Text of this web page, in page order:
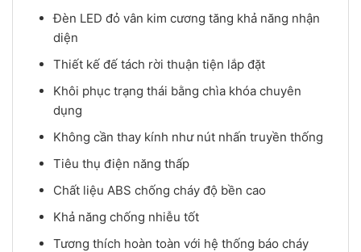
Đèn LED đỏ vân kim cương tăng khả năng nhận
diện
Thiết kế đế tách rời thuận tiện lắp đặt
Khôi phục trạng thái bằng chìa khóa chuyên
dụng
Không cần thay kính như nút nhấn truyền thống
Tiêu thụ điện năng thấp
Chất liệu ABS chống cháy độ bền cao
Khả năng chống nhiễu tốt
Tương thích hoàn toàn với hệ thống báo cháy